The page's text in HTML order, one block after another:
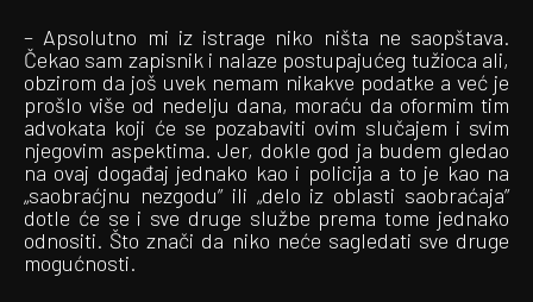
– Apsolutno mi iz istrage niko ništa ne saopštava.
Čekao sam zapisnik i nalaze postupajućeg tužioca ali,
obzirom da još uvek nemam nikakve podatke a već je
prošlo više od nedelju dana, moraću da oformim tim
advokata koji će se pozabaviti ovim slučajem i svim
njegovim aspektima. Jer, dokle god ja budem gledao
na ovaj događaj jednako kao i policija a to je kao na
„saobraćjnu nezgodu” ili „delo iz oblasti saobraćaja”
dotle će se i sve druge službe prema tome jednako
odnositi. Što znači da niko neće sagledati sve druge
mogućnosti.